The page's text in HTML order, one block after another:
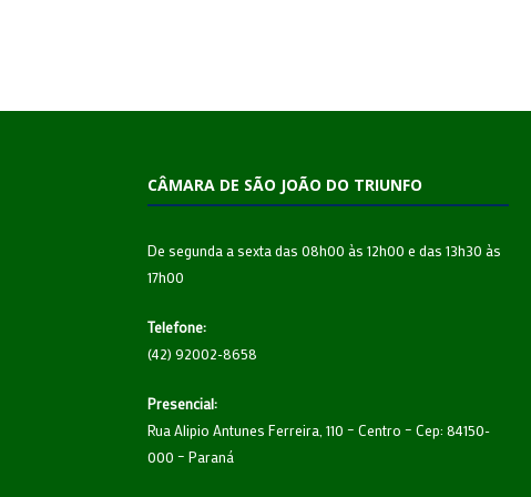
CÂMARA DE SÃO JOÃO DO TRIUNFO
De segunda a sexta das 08h00 às 12h00 e das 13h30 às
17h00
Telefone:
(42) 92002-8658
Presencial:
Rua Alipio Antunes Ferreira, 110 – Centro – Cep: 84150-
000 – Paraná